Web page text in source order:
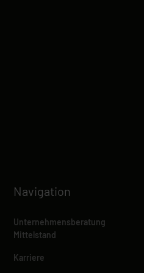
Navigation
Unternehmensberatung
Mittelstand
Karriere